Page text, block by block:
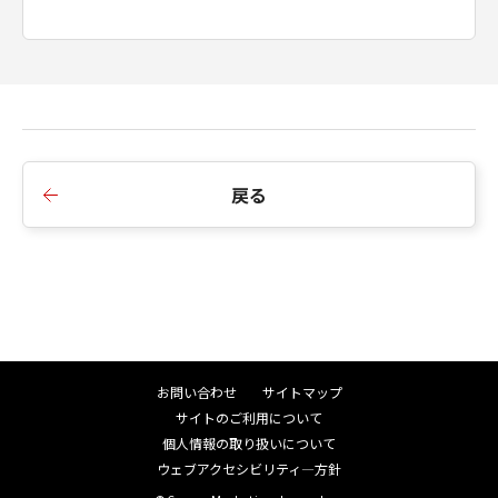
より契約解約の通知を受けた場合、直ちに乙の
購入した本製品とそのコピーとを自らの負担で
破棄するものとし、破棄の事実を甲に文書で通
はその部分を本契約から除外します。ただし、
残りの条項の効力は何ら影響を受けないものと
戻る
お問い合わせ
サイトマップ
サイトのご利用について
個人情報の取り扱いについて
ウェブアクセシビリティ―方針